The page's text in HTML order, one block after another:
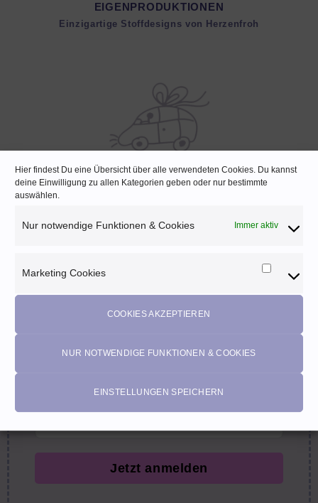
Hier findest Du eine Übersicht über alle verwendeten Cookies. Du kannst
deine Einwilligung zu allen Kategorien geben oder nur bestimmte
auswählen.
Nur notwendige Funktionen & Cookies Immer aktiv
Marketing Cookies
Cookies
COOKIES AKZEPTIEREN
NUR NOTWENDIGE FUNKTIONEN & COOKIES
EINSTELLUNGEN SPEICHERN
EIGENPRODUKTIONEN
Einzigartige Stoffdesigns von Herzenfroh
SCHNELLE LIEFERUNG
Jetzt anmelden